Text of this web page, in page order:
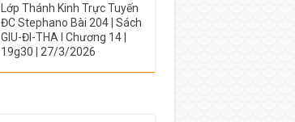
Lớp Thánh Kinh Trực Tuyến
ĐC Stephano Bài 204 | Sách
GIU-ĐI-THA I Chương 14 |
19g30 | 27/3/2026